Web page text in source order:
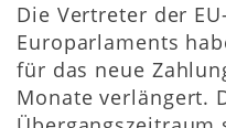
Die Vertreter der
Europarlaments
für das neue
Monate verlängert.